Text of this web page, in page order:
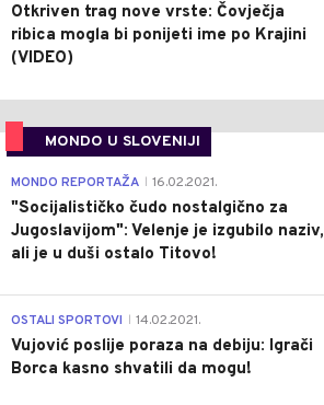
Otkriven trag nove vrste: Čovječja
ribica mogla bi ponijeti ime po Krajini
(VIDEO)
MONDO U SLOVENIJI
MONDO REPORTAŽA 16.02.2021.
"Socijalističko čudo nostalgično za
Jugoslavijom": Velenje je izgubilo naziv,
ali je u duši ostalo Titovo!
OSTALI SPORTOVI 14.02.2021.
Vujović poslije poraza na debiju: Igrači
Borca kasno shvatili da mogu!